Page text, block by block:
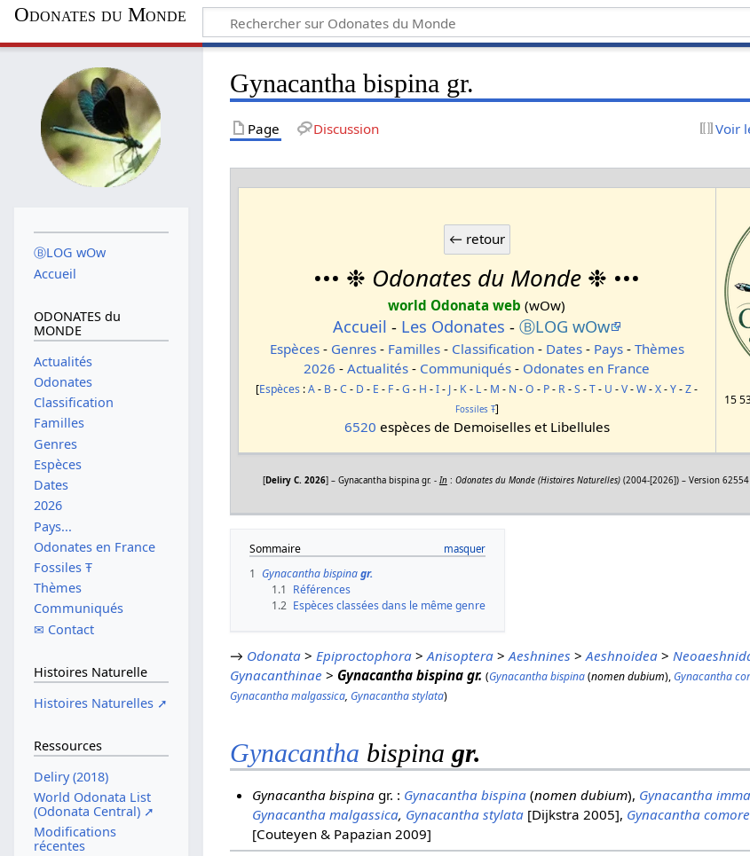
Odonates du Monde
Gynacantha bispina gr.
Page Discussion Voir
••• ❉ Odonates du Monde ❉ •••
world Odonata web (wOw)
Accueil - Les Odonates - ⒷLOG wOw
Espèces- Genres- Familles- Classification- Dates- Pays- Thèmes
2026 -Actualités - Communiqués - Odonates en France
[Espèces :A- B-C- D - E - F-G - H -I- J- K- L- M - N -O - P- R-S -T- U -V-W-X-Y-Z-
Fossiles Ŧ]
6520 espèces de Demoiselles et Libellules
15
[Deliry C. 2026] – Gynacantha bispina gr. - In : Odonates du Monde (Histoires Naturelles)(2004-[2026]) – Version
Sommaire
1 Gynacantha bispinagr.
1.1 Références
1.2 Espèces classées dans le même genre
→ Odonata >Epiproctophora >Anisoptera >Aeshnines >Aeshnoidea >
Gynacanthinae > Gynacantha bispinagr. (Gynacantha bispina(nomen dubium), Gynacantha
Gynacantha malgassica, Gynacantha stylata)
Gynacantha bispinagr.
Gynacantha bispinagr. : Gynacantha bispina(nomen dubium), Gynacantha
Gynacantha malgassica, Gynacantha stylata[Dijkstra 2005], Gynacantha
[Couteyen & Papazian 2009]
ⒷLOG wOw
Accueil
ODONATES du
MONDE
Actualités
Odonates
Classification
Familles
Genres
Espèces
Dates
2026
Pays...
Odonates en France
Fossiles Ŧ
Thèmes
Communiqués
✉ Contact
Histoires Naturelle
Histoires Naturelles ➚
Ressources
Deliry (2018)
World Odonata List
(Odonata Central) ➚
Modifications
récentes